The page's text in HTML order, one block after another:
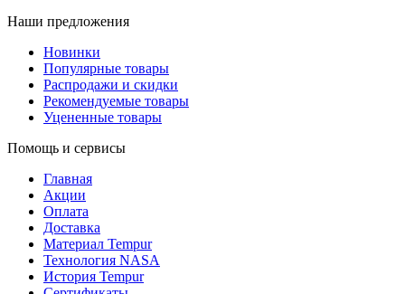
Наши предложения
Новинки
Популярные товары
Распродажи и скидки
Рекомендуемые товары
Уцененные товары
Помощь и сервисы
Главная
Акции
Оплата
Доставка
Материал Tempur
Технология NASA
История Tempur